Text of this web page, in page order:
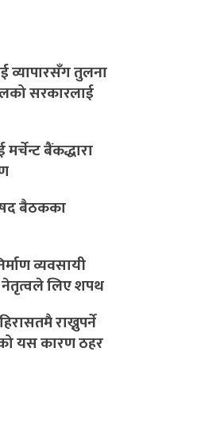
व्यापारसँग तुलना
सरकारलाई
बैंकद्धारा
बैठकका
व्यवसायी
लिए शपथ
राख्नुपर्ने
यस कारण ठहर